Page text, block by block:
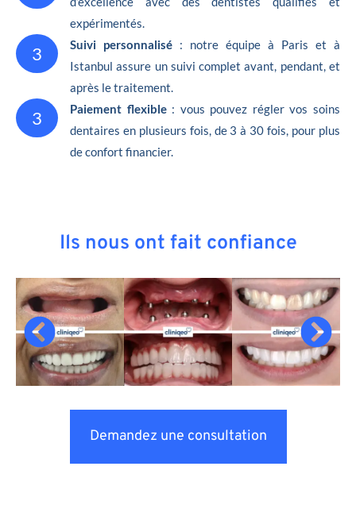
expérimentés.
3 Suivi personnalisé : notre équipe à Paris et à
Istanbul assure un suivi complet avant, pendant, et
après le traitement.
3 Paiement flexible: vous pouvez régler vos soins
dentaires en plusieurs fois, de 3 à 30 fois, pour plus
de confort financier.
Ils nous ont fait confiance
Demandez une consultation